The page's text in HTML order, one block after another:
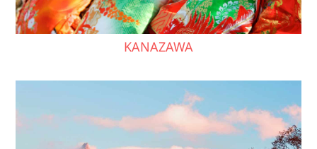
KANAZAWA